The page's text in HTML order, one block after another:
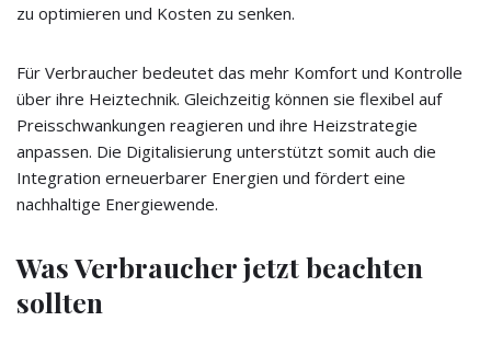
zu optimieren und Kosten zu senken.
Für Verbraucher bedeutet das mehr Komfort und Kontrolle
über ihre Heiztechnik. Gleichzeitig können sie flexibel auf
Preisschwankungen reagieren und ihre Heizstrategie
anpassen. Die Digitalisierung unterstützt somit auch die
Integration erneuerbarer Energien und fördert eine
nachhaltige Energiewende.
Was Verbraucher jetzt beachten
sollten